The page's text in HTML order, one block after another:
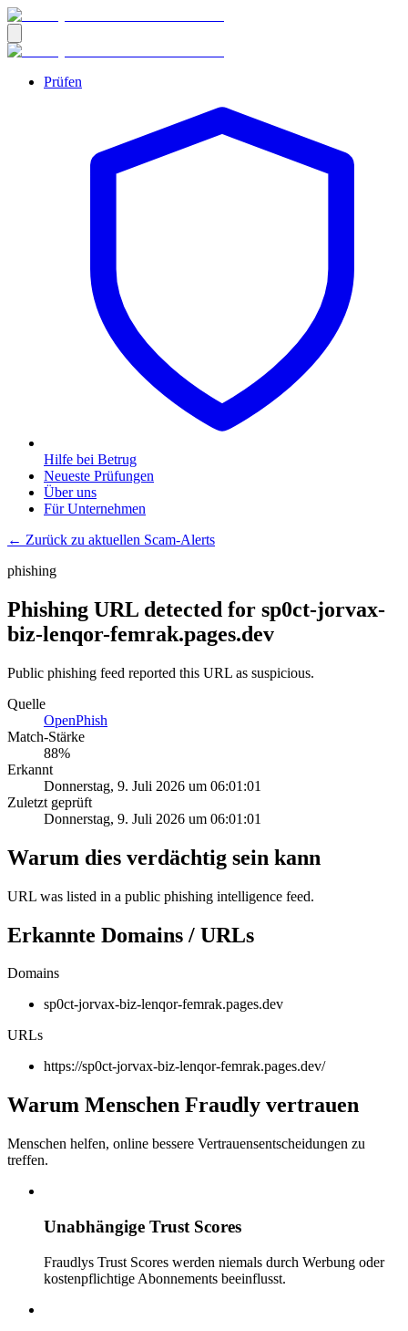
Prüfen
Hilfe bei Betrug
Neueste Prüfungen
Über uns
Für Unternehmen
← Zurück zu aktuellen Scam-Alerts
phishing
Phishing URL detected for sp0ct-jorvax-
biz-lenqor-femrak.pages.dev
Public phishing feed reported this URL as suspicious.
Quelle
OpenPhish
Match-Stärke
88%
Erkannt
Donnerstag, 9. Juli 2026 um 06:01:01
Zuletzt geprüft
Donnerstag, 9. Juli 2026 um 06:01:01
Warum dies verdächtig sein kann
URL was listed in a public phishing intelligence feed.
Erkannte Domains / URLs
Domains
sp0ct-jorvax-biz-lenqor-femrak.pages.dev
URLs
https://sp0ct-jorvax-biz-lenqor-femrak.pages.dev/
Warum Menschen Fraudly vertrauen
Menschen helfen, online bessere Vertrauensentscheidungen zu
treffen.
Unabhängige Trust Scores
Fraudlys Trust Scores werden niemals durch Werbung oder
kostenpflichtige Abonnements beeinflusst.